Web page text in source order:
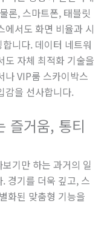
론, 스마트폰, 태블릿
에서도 화면 비율과 시
니다. 데이터 네트워
도 자체 최적화 기술을
나 VIP룸 스카이박스
감을 선사합니다.
즐거움, 통티
기만 하는 과거의 일
경기를 더욱 깊고, 스
화된 맞춤형 기능을